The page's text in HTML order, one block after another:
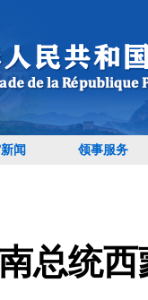
闻 领事服务
总统